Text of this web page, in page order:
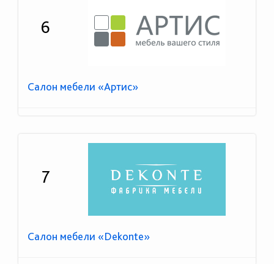
6
Салон мебели «Артис»
7
Салон мебели «Dekonte»